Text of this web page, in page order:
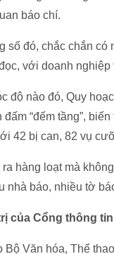
báo chí.
số đó, chắc chắn
với doanh
độ nào đó, Quy
đấm “đếm tầng”,
42 bị can, 82 vụ
ra hàng loạt mà
nhà báo, nhiều tờ
của Cổng thông
Bộ Văn hóa, Thể